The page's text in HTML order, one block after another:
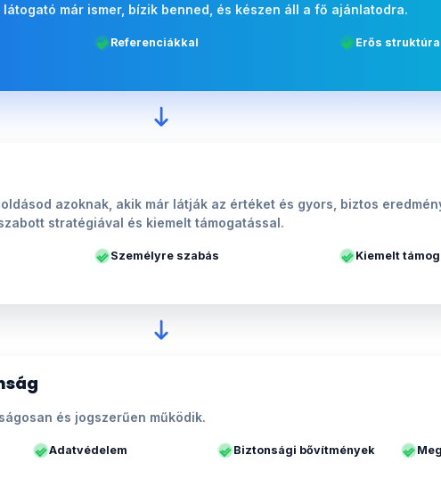
már ismer, bízik benned, és készen áll a fő ajánlatodra.
Referenciákkal Erős struktúra
azoknak, akik már látják az értéket és gyors, biztos
stratégiával és kiemelt támogatással.
Személyre szabás Kiemelt
és jogszerűen működik.
Adatvédelem Biztonsági bővítmények